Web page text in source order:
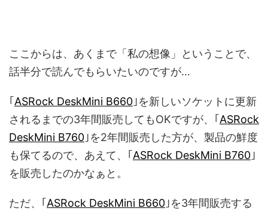
ここからは、あくまで「私の想像」ということで、
話半分で読んでもらいたいのですが…
｢ ASRock DeskMini B660 ｣を新しいソケットに更新
されるまでの3年間販売してもOKですが、｢ ASRock
DeskMini B760 ｣を2年間販売した方が、製品の鮮度
も保てるので、あえて、｢ ASRock DeskMini B760 ｣
を販売したのかなぁと。
ただ、｢ ASRock DeskMini B660 ｣を3年間販売する